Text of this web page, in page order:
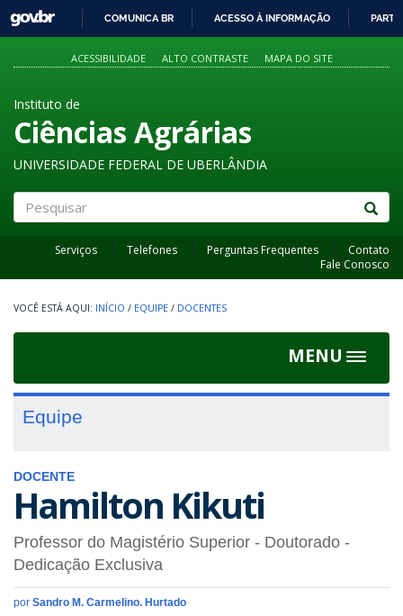
PARA
O
GOVBR
COMUNICA BR ACESSO À INFORMAÇÃO
ACESSIBILIDADE ALTO CONTRASTE MAPA DO SITE
Instituto de
Ciências Agrárias
UNIVERSIDADE FEDERAL DE UBERLÂNDIA
Serviços Telefones Perguntas Frequentes
Contato
Fale Conosco
INÍCIO / EQUIPE / DOCENTES
MENU
Toggle
Equipe
DOCENTE
Hamilton Kikuti
Professor do Magistério Superior - Doutorado -
Dedicação Exclusiva
por Sandro M. Carmelino. Hurtado